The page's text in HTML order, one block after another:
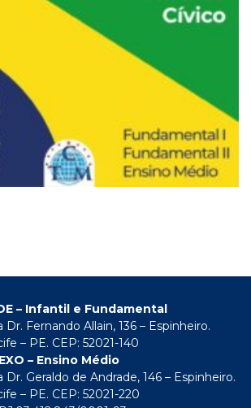
– Infantil e Fundamental
Dr. Fernando Allain, 136 – Espinheiro.
– PE. CEP: 52021-140
– Ensino Médio
Dr. Geraldo de Andrade, 146 – Espinheiro.
– PE. CEP: 52021-220